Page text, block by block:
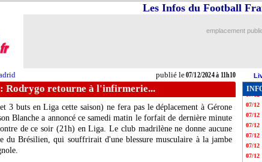
publié le07/12/2024 à 11h10
Les Infos du Football
emplacement
Rodrygo retourne à l'infirmerie...
3 buts en Liga cette saison) ne fera pas le déplacement à Gérone
Blanche a annoncé ce samedi matin le forfait de dernière minute
de ce soir (21h) en Liga. Le club madrilène ne donne aucune
du Brésilien, qui souffrirait d'une blessure musculaire à la jambe
07/12
07/12
07/12
07/12
07/12
07/12
07/12
07/12
07/12
07/12
07/12